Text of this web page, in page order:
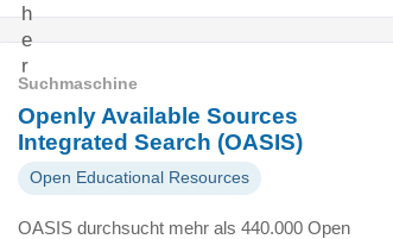
h
e
r
,
D
a
t
e
n
Suchmaschine
Openly Available Sources
Integrated Search (OASIS)
Open Educational Resources
OASIS durchsucht mehr als 440.000 Open